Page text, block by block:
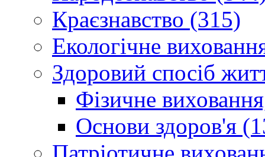
Краєзнавство (315)
Екологічне
Здоровий спосіб
Фізичне
Основи здоров'я